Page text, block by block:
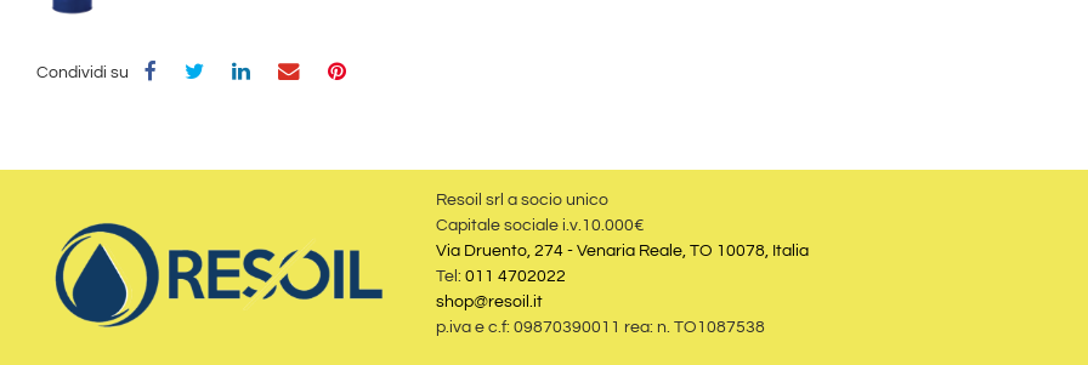
Condividi su
Resoil srl a socio unico
Capitale sociale i.v.10.000€
Via Druento, 274 - Venaria Reale, TO 10078, Italia
Tel: 011 4702022
shop@resoil.it
p.iva e c.f: 09870390011 rea: n. TO1087538